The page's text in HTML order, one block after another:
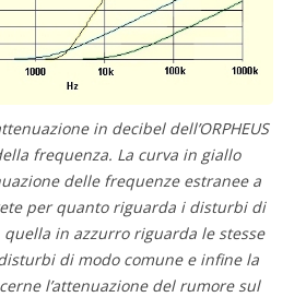
in decibel dell’ORPHEUS
frequenza. La curva in giallo
delle frequenze estranee a
per quanto riguarda i disturbi di
in azzurro riguarda le stesse
di modo comune e infine la
l’attenuazione del rumore sul